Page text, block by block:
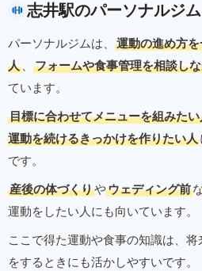
志井駅のパーソナルジ
パーソナルジムは、
運動の進め方
人 、 フォームや食事管理を相談し
ています。
目標に合わせてメニューを組みた
運動を続けるきっかけを作りたい人
です。
産後の体づくりやウェディング前
運動をしたい人にも向いています。
ここで得た運動や食事の知識は、
をするときにも活かしやすいです。